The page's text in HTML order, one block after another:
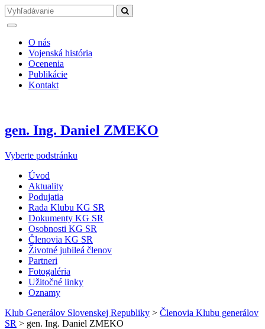
O nás
Vojenská história
Ocenenia
Publikácie
Kontakt
gen. Ing. Daniel ZMEKO
Vyberte podstránku
Úvod
Aktuality
Podujatia
Rada Klubu KG SR
Dokumenty KG SR
Osobnosti KG SR
Členovia KG SR
Životné jubileá členov
Partneri
Fotogaléria
Užitočné linky
Oznamy
Klub Generálov Slovenskej Republiky > Členovia Klubu generálov
SR > gen. Ing. Daniel ZMEKO